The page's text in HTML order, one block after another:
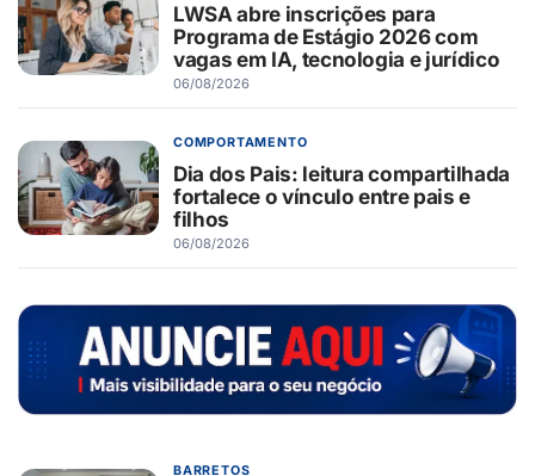
LWSA abre inscrições para
Programa de Estágio 2026 com
vagas em IA, tecnologia e jurídico
06/08/2026
COMPORTAMENTO
Dia dos Pais: leitura compartilhada
fortalece o vínculo entre pais e
filhos
06/08/2026
BARRETOS